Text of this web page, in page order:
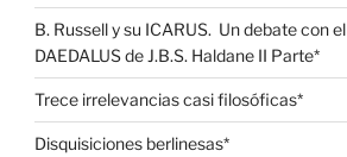
B. Russell y su ICARUS. Un debate con el
DAEDALUS de J.B.S. Haldane II Parte*
Trece irrelevancias casi filosóficas*
Disquisiciones berlinesas*